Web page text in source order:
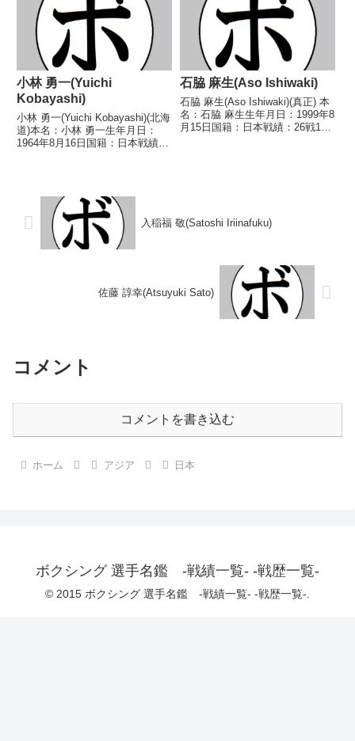
汰(KG大和)202...
小林 勇一(Yuichi
Kobayashi)
小林 勇一(Yuichi Kobayashi)(北海
道)本名：小林 勇一生年月日：
1964年8月16日国籍：日本戦績：
石脇 麻生(Aso Ishiwaki)
石脇 麻生(Aso Ishiwaki)(真正) 本
名：石脇 麻生生年月日：1999年8
月15日国籍：日本戦績：26戦16
入稲福 敬(Satoshi Iriinafuku)
佐藤 諄幸(Atsuyuki Sato)
コメント
コメントを書き込む
ホーム アジア 日本
ボクシング 選手名鑑 -戦績一覧- -戦歴一覧-
© 2015 ボクシング 選手名鑑 -戦績一覧- -戦歴一覧-.